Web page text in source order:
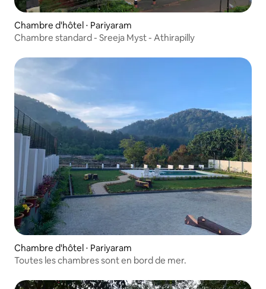
Chambre d'hôtel ⋅ Pariyaram
Chambre standard - Sreeja Myst - Athirapilly
Chambre d'hôtel ⋅ Pariyaram
Toutes les chambres sont en bord de mer.